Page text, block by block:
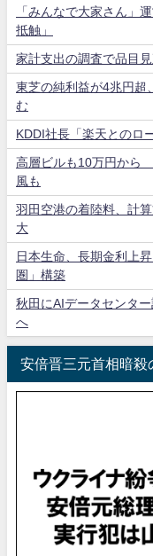
「みんなで大家さん」
抵触」
家計支出の調査で品
東芝の純利益が4兆円
む
KDDI社長「楽天との
高層ビルも10万円から
風も
羽田空港の着陸料、計
大
日本生命、長期金利上
圏」構築
秋田にAIデータセンタ
へ
安倍晋三元首相暗殺